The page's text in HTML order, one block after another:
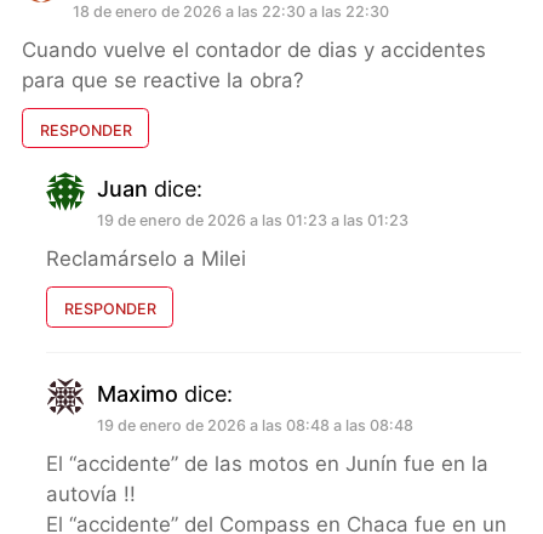
18 de enero de 2026 a las 22:30 a las 22:30
Cuando vuelve el contador de dias y accidentes
para que se reactive la obra?
RESPONDER
Juan dice:
19 de enero de 2026 a las 01:23 a las 01:23
Reclamárselo a Milei
RESPONDER
Maximo dice:
19 de enero de 2026 a las 08:48 a las 08:48
El “accidente” de las motos en Junín fue en la
autovía !!
El “accidente” del Compass en Chaca fue en un